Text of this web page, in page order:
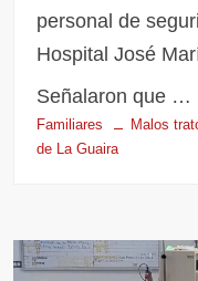
personal de
Hospital José
Señalaron que …
Familiares Malos
de La Guaira